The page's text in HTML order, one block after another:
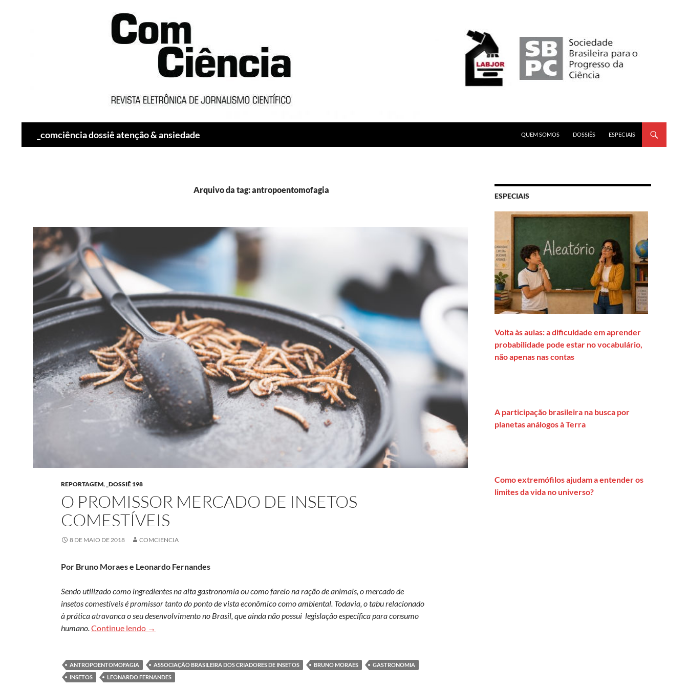
_comciência dossiê atenção & ansiedade
QUEM SOMOS
DOSSIÊS ESPECIAIS
Arquivo da tag: antropoentomofagia
REPORTAGEM, _DOSSIÊ 198
O PROMISSOR MERCADO DE INSETOS
COMESTÍVEIS
8 DE MAIO DE 2018 COMCIENCIA
Por Bruno Moraes e Leonardo Fernandes
Sendo utilizado como ingredientes na alta gastronomia ou como farelo na ração de animais, o mercado de
insetos comestíveis é promissor tanto do ponto de vista econômico como ambiental. Todavia, o tabu relacionado
à prática atravanca o seu desenvolvimento no Brasil, que ainda não possui legislação específica para consumo
humano. Continue lendo O promissor mercado de insetos comestíveis
→
ANTROPOENTOMOFAGIA ASSOCIAÇÃO BRASILEIRA DOS CRIADORES DE INSETOS BRUNO MORAES
GASTRONOMIA
INSETOS
LEONARDO FERNANDES
ESPECIAIS
Volta às aulas: a dificuldade em aprender
probabilidade pode estar no vocabulário,
não apenas nas contas
A participação brasileira na busca por
planetas análogos à Terra
Como extremófilos ajudam a entender os
limites da vida no universo?